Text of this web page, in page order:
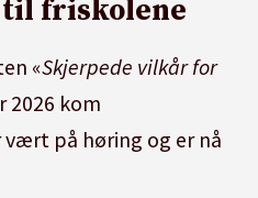
friskolene
«Skjerpede vilkår for
2026 kom
på høring og er nå